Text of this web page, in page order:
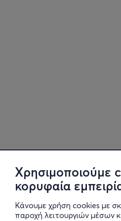
Χρησιμοποιούμε
κορυφαία
Κάνουμε χρήση cookies με
παροχή λειτουργιών μέσων